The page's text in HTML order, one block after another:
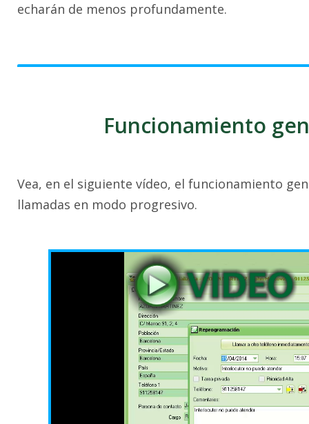
echarán de menos profundamente.
Funcionamiento
Vea, en el siguiente vídeo, el funcionamiento
llamadas en modo progresivo.